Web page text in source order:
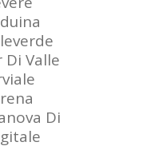
Valle
Di